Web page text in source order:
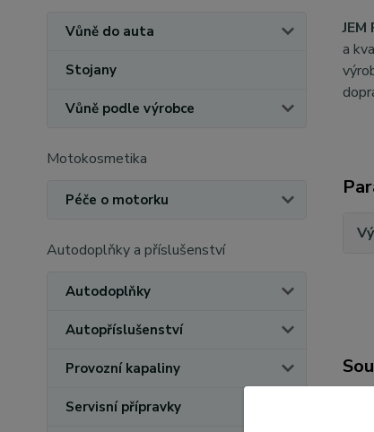
Vůně do auta
Stojany
Vůně podle výrobce
Motokosmetika
Péče o motorku
Autodoplňky a příslušenství
Autodoplňky
Autopříslušenství
Provozní kapaliny
Servisní přípravky
JEM
a